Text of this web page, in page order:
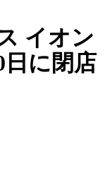
イオン
日に閉店